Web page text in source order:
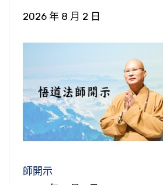
2026 年 8 月 2 日
師開示